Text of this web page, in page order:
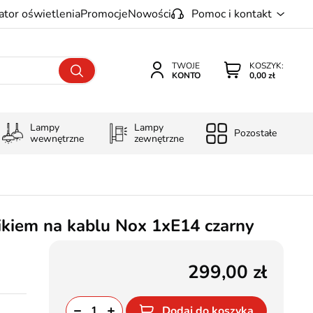
oświetleniaPromocjeNowości Pomoc i kontakt
KOSZYK:
0,00 zł
TWOJE
KONTO
Lampy
wewnętrzne
Lampy
zewnętrzne
Pozostałe
na kablu Nox 1xE14 czarny
299,00